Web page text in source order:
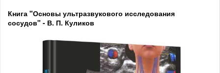
Книга "Основы ультразвукового исследования
сосудов" - В. П. Куликов